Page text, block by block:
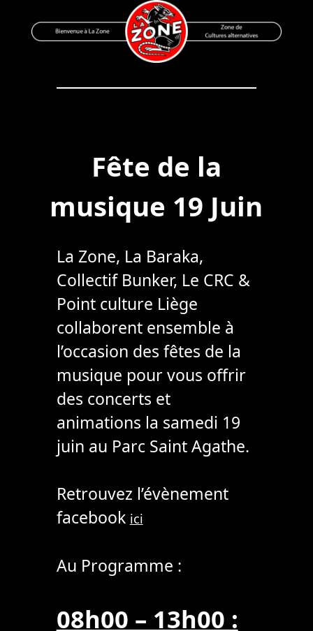
to
Bienvenue à La Zone
Zone de Cultures Alternatives
Fête de la
musique 19 Juin
La Zone, La Baraka,
Collectif Bunker, Le CRC &
Point culture Liège
collaborent ensemble à
l’occasion des fêtes de la
musique pour vous offrir
des concerts et
animations la samedi 19
juin au Parc Saint Agathe.
Retrouvez l’évènement
facebook ici
Au Programme :
08h00 – 13h00 :